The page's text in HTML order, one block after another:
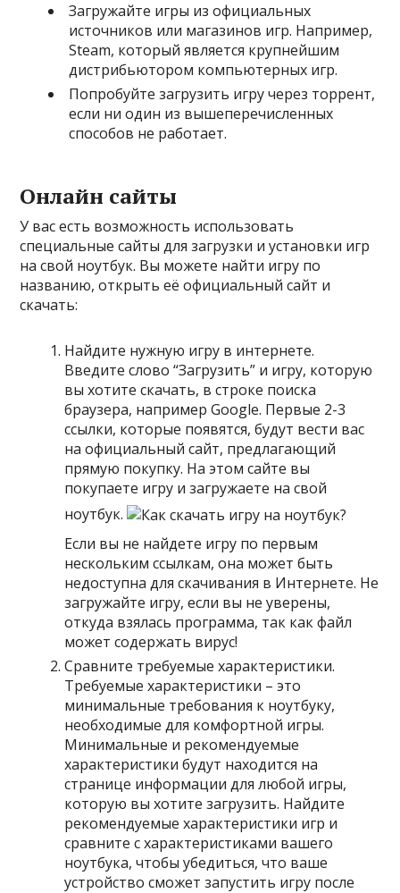
Загружайте игры из официальных
источников или магазинов игр. Например,
Steam, который является крупнейшим
дистрибьютором компьютерных игр.
Попробуйте загрузить игру через торрент,
если ни один из вышеперечисленных
способов не работает.
Онлайн сайты
У вас есть возможность использовать
специальные сайты для загрузки и установки игр
на свой ноутбук. Вы можете найти игру по
названию, открыть её официальный сайт и
скачать:
Найдите нужную игру в интернете.
Введите слово “Загрузить” и игру, которую
вы хотите скачать, в строке поиска
браузера, например Google. Первые 2-3
ссылки, которые появятся, будут вести вас
на официальный сайт, предлагающий
прямую покупку. На этом сайте вы
покупаете игру и загружаете на свой
ноутбук.
Если вы не найдете игру по первым
нескольким ссылкам, она может быть
недоступна для скачивания в Интернете. Не
загружайте игру, если вы не уверены,
откуда взялась программа, так как файл
может содержать вирус!
Сравните требуемые характеристики.
Требуемые характеристики – это
минимальные требования к ноутбуку,
необходимые для комфортной игры.
Минимальные и рекомендуемые
характеристики будут находится на
странице информации для любой игры,
которую вы хотите загрузить. Найдите
рекомендуемые характеристики игр и
сравните с характеристиками вашего
ноутбука, чтобы убедиться, что ваше
устройство сможет запустить игру после